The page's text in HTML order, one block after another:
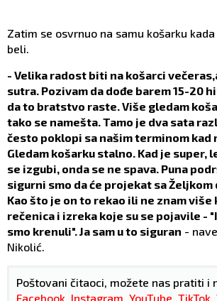
Zatim se osvrnuo na samu košarku
beli.
- Velika radost biti na košarci
sutra. Pozivam da dođe barem 15-20
da to bratstvo raste. Više gledam
tako se namešta. Tamo je dva sata
često poklopi sa našim terminom kad
Gledam košarku stalno. Kad je super,
se izgubi, onda se ne spava. Puna
sigurni smo da će projekat sa Željkom
Kao što je on to rekao ili ne znam više
rečenica i izreka koje su se pojavile -
smo krenuli". Ja sam u to siguran -
Nikolić.
Poštovani čitaoci, možete nas pratiti i
Facebook Instagram YouTube TikTok